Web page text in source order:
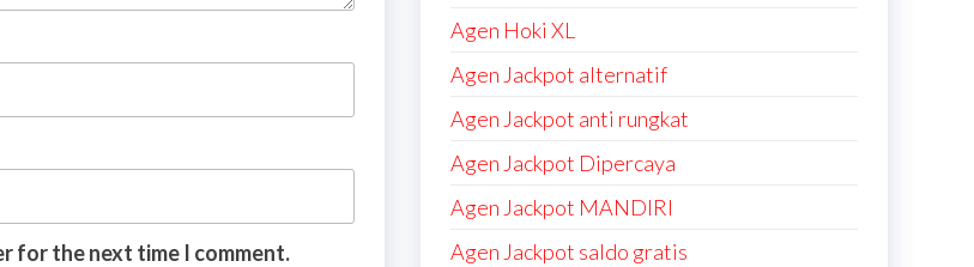
for the next time I comment.
Agen Hoki XL
Agen Jackpot alternatif
Agen Jackpot anti rungkat
Agen Jackpot Dipercaya
Agen Jackpot MANDIRI
Agen Jackpot saldo gratis